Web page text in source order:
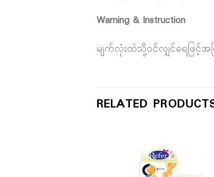
Warning & Instruction
မျက်လုံးထဲသို့ဝင်လျှင်ရေဖြင့်အ
RELATED